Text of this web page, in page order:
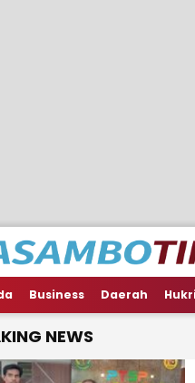
Business Daerah
NEWS